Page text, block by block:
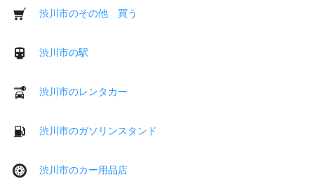
渋川市のその他 買う
渋川市の駅
渋川市のレンタカー
渋川市のガソリンスタンド
渋川市のカー用品店